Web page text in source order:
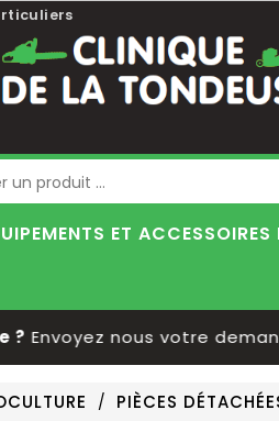
ET
Envoyez nous votre
PIÈCES